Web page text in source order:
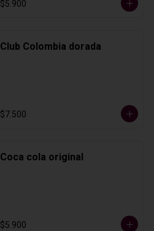
$5.900
Club Colombia dorada
$7.500
Coca cola original
$5.900